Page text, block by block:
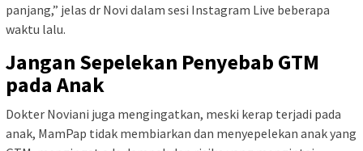
panjang,” jelas dr Novi dalam sesi Instagram Live beberapa
waktu lalu.
Jangan Sepelekan Penyebab GTM
pada Anak
Dokter Noviani juga mengingatkan, meski kerap terjadi pada
anak, MamPap tidak membiarkan dan menyepelekan anak yang